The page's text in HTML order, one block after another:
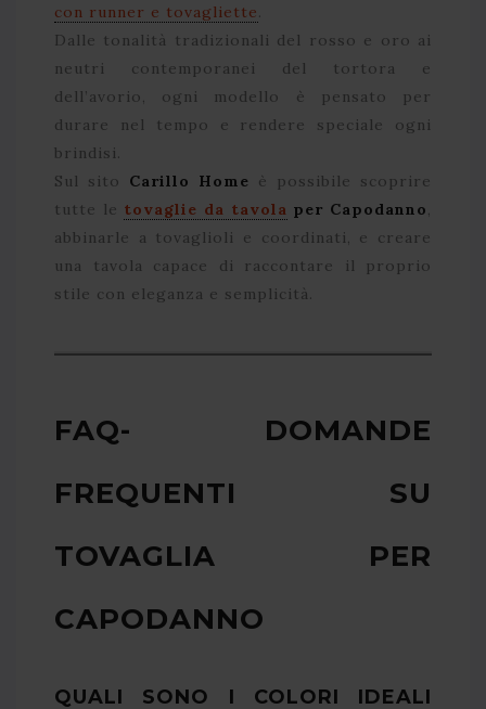
con runner e tovagliette.
Dalle tonalità tradizionali del rosso e oro ai
neutri contemporanei del tortora e
dell’avorio, ogni modello è pensato per
durare nel tempo e rendere speciale ogni
brindisi.
Sul sito Carillo Home è possibile scoprire
tutte le tovaglie da tavola per Capodanno,
abbinarle a tovaglioli e coordinati, e creare
una tavola capace di raccontare il proprio
stile con eleganza e semplicità.
FAQ- DOMANDE
FREQUENTI SU
TOVAGLIA PER
CAPODANNO
QUALI SONO I COLORI IDEALI